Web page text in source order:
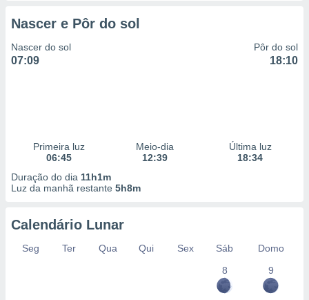
Nascer e Pôr do sol
Nascer do sol
07:09
Pôr do sol
18:10
Primeira luz
06:45
Meio-dia
12:39
Última luz
18:34
Duração do dia 11h1m
Luz da manhã restante 5h8m
Calendário Lunar
Seg Ter Qua Qui Sex Sáb
Domo
8
9